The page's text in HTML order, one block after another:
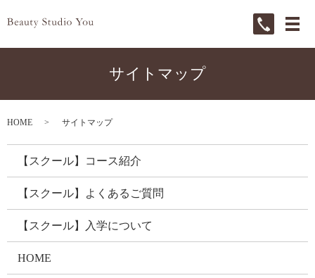
メ
サイトマップ
HOME サイトマップ
【スクール】コース紹介
【スクール】よくあるご質問
【スクール】入学について
HOME